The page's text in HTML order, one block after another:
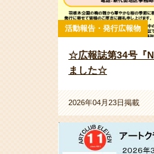
活動報告・発行広報物
☆広報誌第34号『
ました☆
2026年04月23日掲載